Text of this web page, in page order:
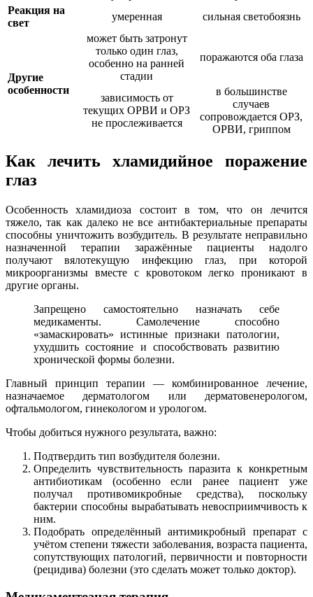
Реакция на
свет
умеренная сильная светобоязнь
Другие
особенности
может быть затронут
только один глаз,
особенно на ранней
стадии
поражаются оба глаза
зависимость от
текущих ОРВИ и ОРЗ
не прослеживается
в большинстве
случаев
сопровождается ОРЗ,
ОРВИ, гриппом
Как лечить хламидийное поражение
глаз
Особенность хламидиоза состоит в том, что он лечится
тяжело, так как далеко не все антибактериальные препараты
способны уничтожить возбудитель. В результате неправильно
назначенной терапии заражённые пациенты надолго
получают вялотекущую инфекцию глаз, при которой
микроорганизмы вместе с кровотоком легко проникают в
другие органы.
Запрещено самостоятельно назначать себе
медикаменты. Самолечение способно
«замаскировать» истинные признаки патологии,
ухудшить состояние и способствовать развитию
хронической формы болезни.
Главный принцип терапии — комбинированное лечение,
назначаемое дерматологом или дерматовенерологом,
офтальмологом, гинекологом и урологом.
Чтобы добиться нужного результата, важно:
Подтвердить тип возбудителя болезни.
Определить чувствительность паразита к конкретным
антибиотикам (особенно если ранее пациент уже
получал противомикробные средства), поскольку
бактерии способны вырабатывать невосприимчивость к
ним.
Подобрать определённый антимикробный препарат с
учётом степени тяжести заболевания, возраста пациента,
сопутствующих патологий, первичности и повторности
(рецидива) болезни (это сделать может только доктор).